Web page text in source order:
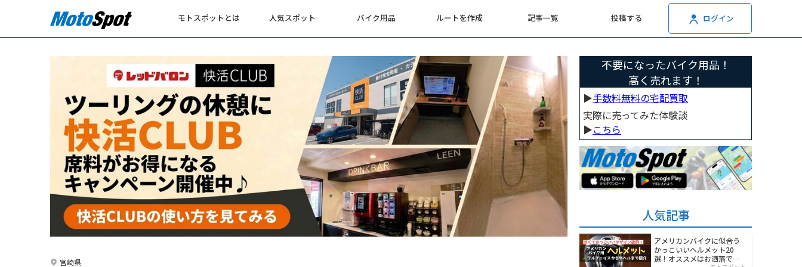
モトスポットとは 人気スポット バイク用品 ルートを作成 記事一覧 投稿する ログイン
宮崎県
不要になったバイク用品！
高く売れます！
▶︎手数料無料の宅配買取
実際に売ってみた体験談
▶︎こちら
人気記事
アメリカンバイクに似合う
かっこいいヘルメット20
選！オススメはお洒落でワ